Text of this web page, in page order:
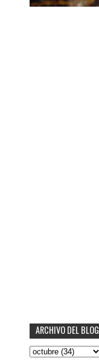
ARCHIVO DEL BLOG